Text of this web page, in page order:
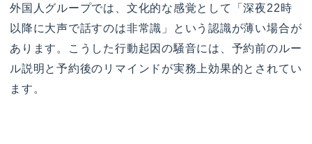
外国人グループでは、文化的な感覚として「深夜22時
以降に大声で話すのは非常識」という認識が薄い場合が
あります。こうした行動起因の騒音には、予約前のルー
ル説明と予約後のリマインドが実務上効果的とされてい
ます。